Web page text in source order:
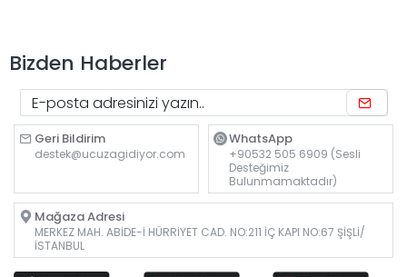
Bizden Haberler
Geri Bildirim
destek@ucuzagidiyor.com
WhatsApp
+90532 505 6909 (Sesli
Desteğimiz
Bulunmamaktadır)
Mağaza Adresi
MERKEZ MAH. ABİDE-İ HÜRRİYET CAD. NO:211 İÇ KAPI NO:67 ŞİŞLİ/
İSTANBUL